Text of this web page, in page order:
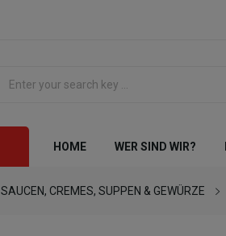
HOME WER SIND WIR?
SAUCEN, CREMES, SUPPEN & GEWÜRZE